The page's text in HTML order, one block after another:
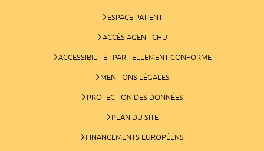
ESPACE PATIENT
ACCÈS AGENT CHU
ACCESSIBILITÉ : PARTIELLEMENT CONFORME
MENTIONS LÉGALES
PROTECTION DES DONNÉES
PLAN DU SITE
FINANCEMENTS EUROPÉENS